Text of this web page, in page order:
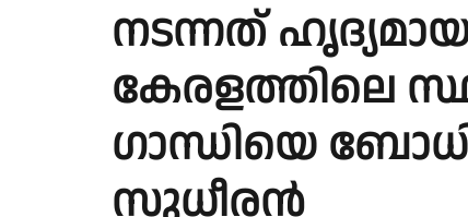
നടന്നത്
കേരളത്തിലെ
ഗാന്ധിയെ
സുധീരൻ